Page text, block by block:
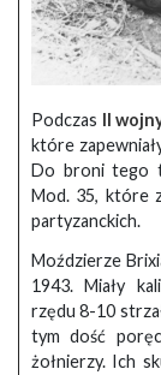
Podczas II
które
Do broni tego
Mod. 35, które
partyzanckich.
Moździerze
1943. Miały
rzędu 8-10
tym dość
żołnierzy. Ich